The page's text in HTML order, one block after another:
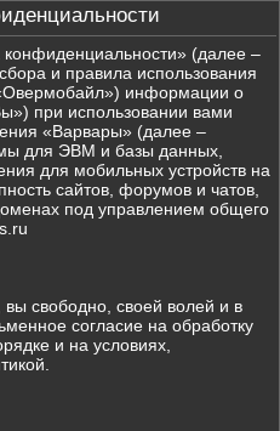
(далее –
и правила использования
информации о
при использовании вами
«Варвары» (далее –
для ЭВМ и базы данных,
для мобильных устройств на
сайтов, форумов и чатов,
под управлением общего
свободно, своей волей и в
согласие на обработку
и на условиях,